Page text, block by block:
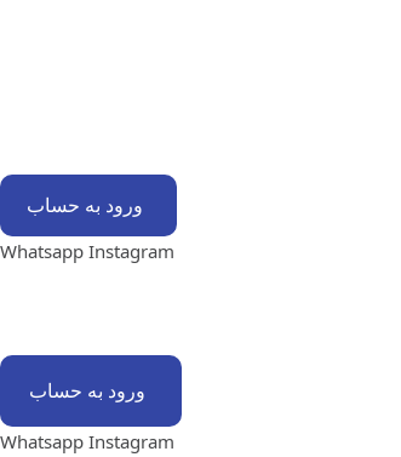
ورود به حساب
Whatsapp Instagram
ورود به حساب
Whatsapp Instagram